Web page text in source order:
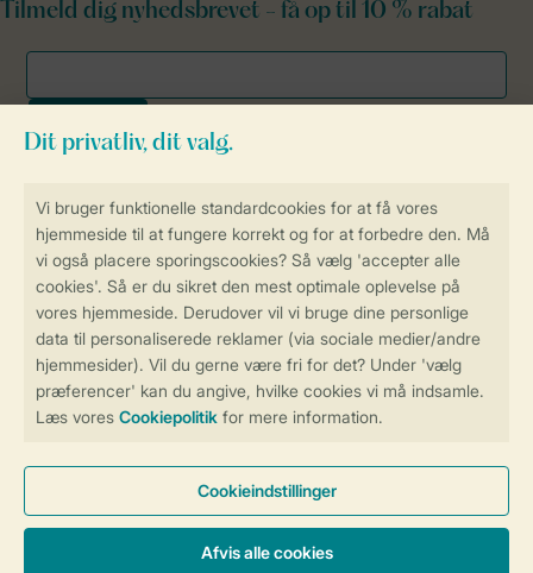
Få en personligt tilpasset oplevelse
på Landal.dk
Sikker og hurtig online booking
Sikker datahåndtering
Tilmeld dig nyhedsbrevet - få op til 10 % rabat